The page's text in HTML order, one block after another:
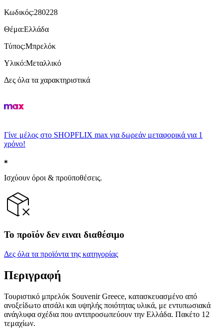
Κωδικός:280228
Θέμα:Ελλάδα
Τύπος:Μπρελόκ
Υλικό:Μεταλλικό
Δες όλα τα χαρακτηριστικά
Γίνε μέλος στο SHOPFLIX max για δωρεάν μεταφορικά για 1
χρόνο!
Ισχύουν όροι & προϋποθέσεις.
Το προϊόν δεν ειναι διαθέσιμο
Δες όλα τα προϊόντα της κατηγορίας
Περιγραφή
Τουριστικό μπρελόκ Souvenir Greece, κατασκευασμένο από
ανοξείδωτο ατσάλι και υψηλής ποιότητας υλικά, με εντυπωσιακά
ανάγλυφα σχέδια που αντιπροσωπεύουν την Ελλάδα. Πακέτο 12
τεμαχίων.